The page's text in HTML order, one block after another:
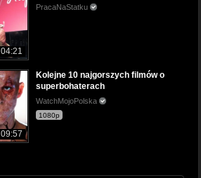
04:21
PracaNaStatku
09:57
Kolejne 10 najgorszych filmów o
superbohaterach
WatchMojoPolska
1080p